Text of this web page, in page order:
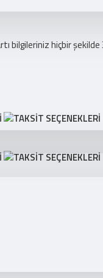
bilgileriniz hiçbir